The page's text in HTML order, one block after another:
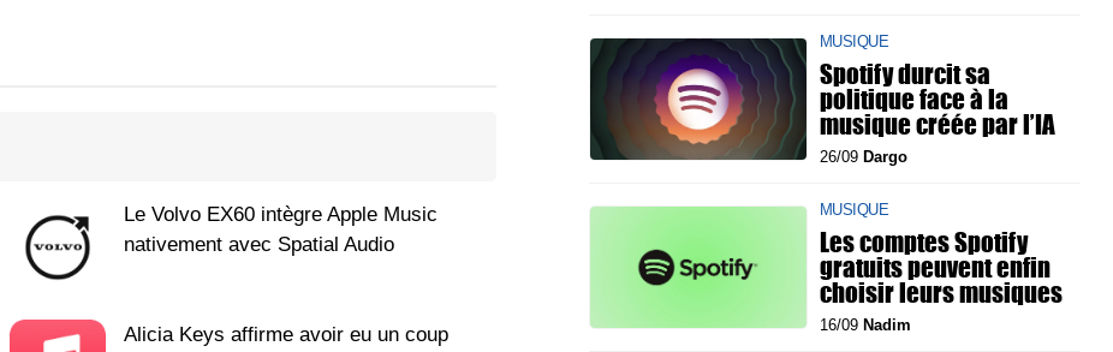
Le Volvo EX60 intègre Apple Music
nativement avec Spatial Audio
Alicia Keys affirme avoir eu un coup
MUSIQUE
Spotify durcit sa
politique face à la
musique créée par l’IA
26/09 Dargo
MUSIQUE
Les comptes Spotify
gratuits peuvent enfin
choisir leurs musiques
16/09 Nadim